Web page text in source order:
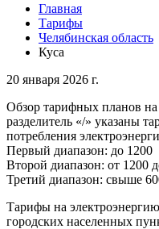
Главная
Тарифы
Челябинская область
Куса
20 января 2026 г.
Обзор тарифных планов на
разделитель «/» указаны
потребления
Первый диапазон: до 1200
Второй диапазон: от 1200
Третий диапазон: свыше
Тарифы на
городских населенных